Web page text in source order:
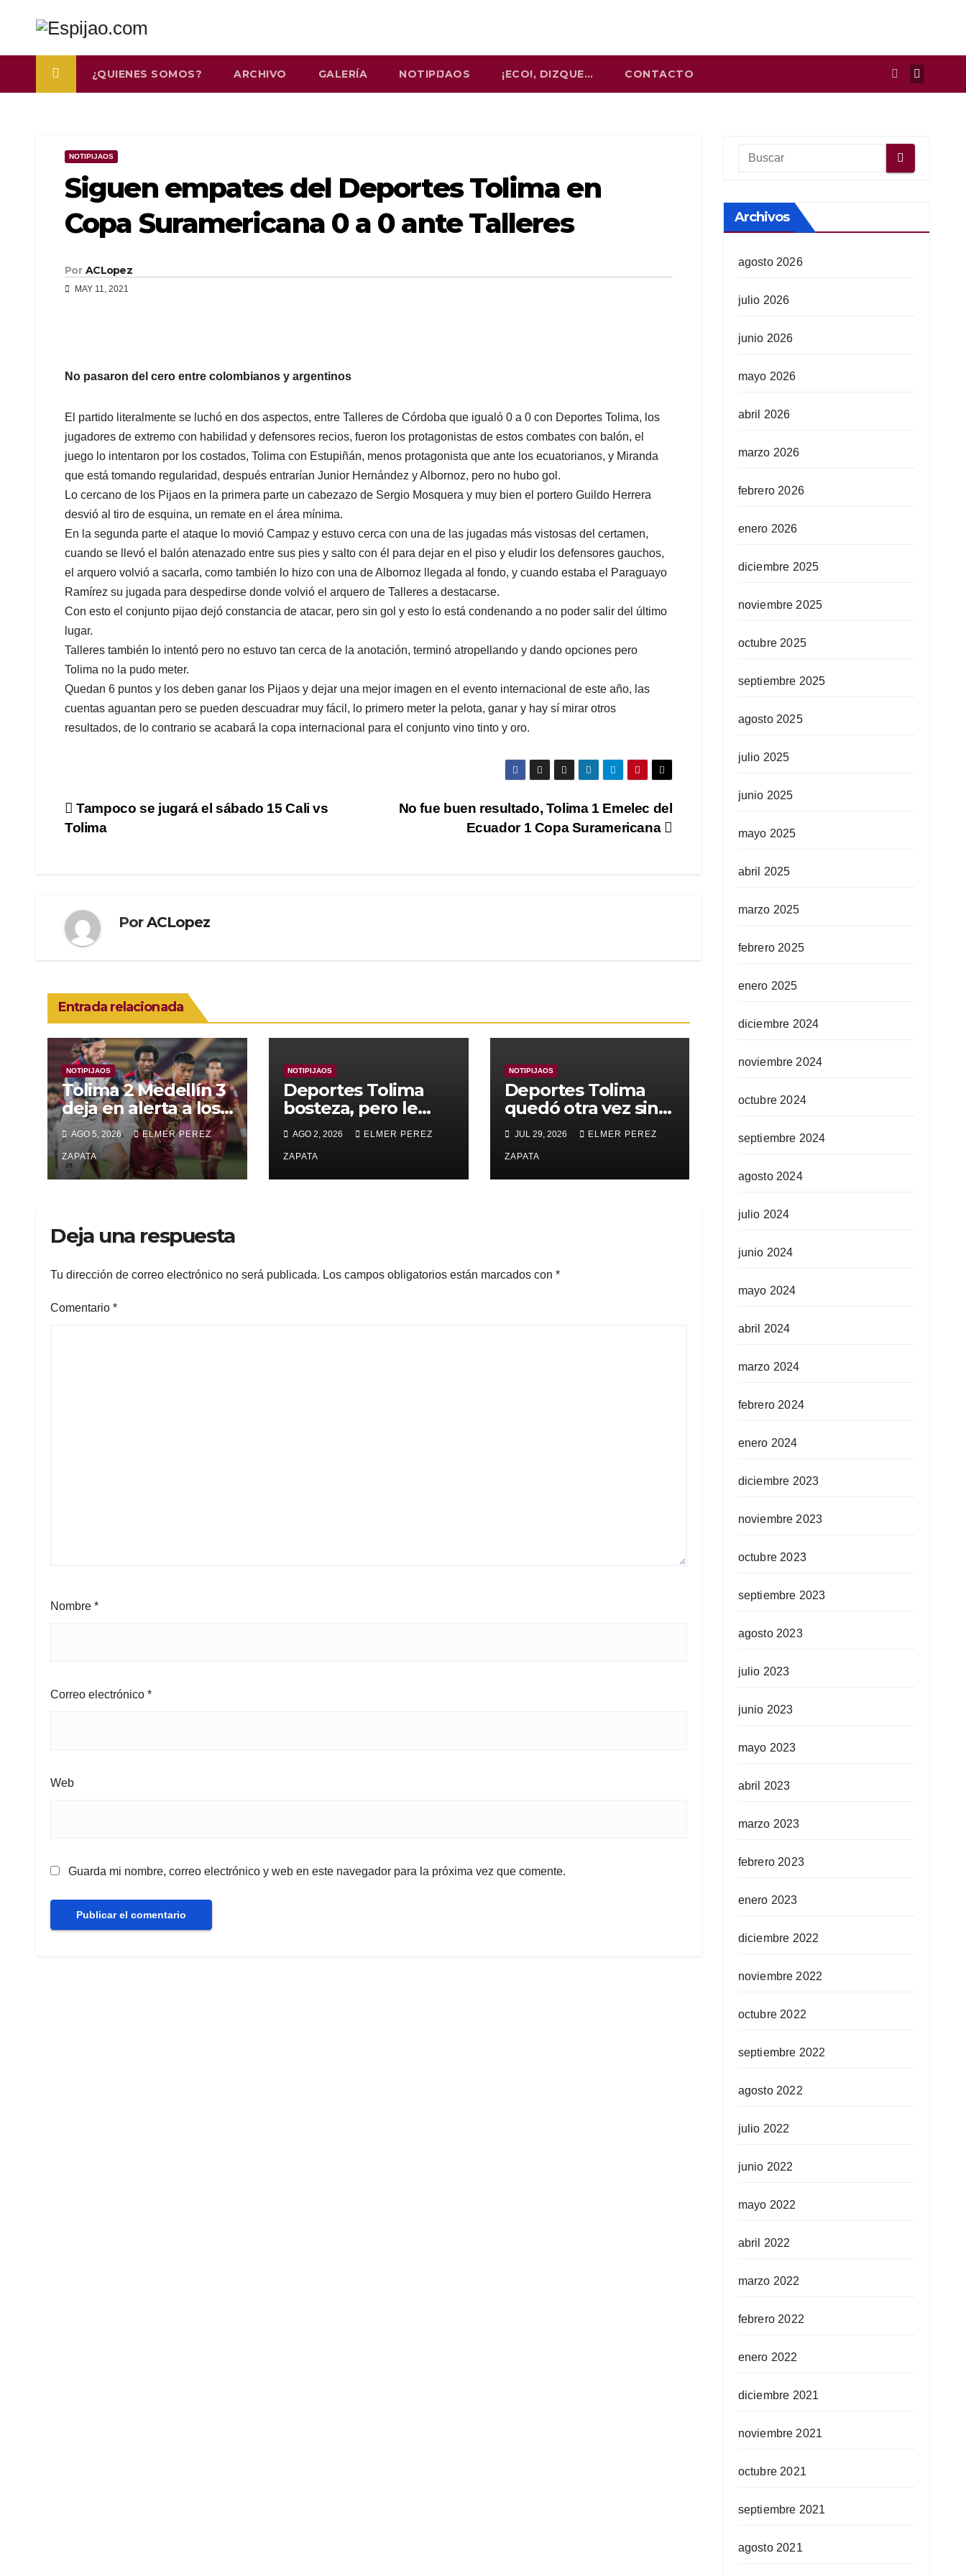
contenido
¿QUIENES SOMOS? ARCHIVO GALERÍA NOTIPIJAOS ¡ECO!, DIZQUE… CONTACTO
NOTIPIJAOS
Siguen empates del Deportes Tolima en
Copa Suramericana 0 a 0 ante Talleres
Por ACLopez
MAY 11, 2021
No pasaron del cero entre colombianos y argentinos
El partido literalmente se luchó en dos aspectos, entre Talleres de Córdoba que igualó 0 a 0 con Deportes Tolima, los
jugadores de extremo con habilidad y defensores recios, fueron los protagonistas de estos combates con balón, el
juego lo intentaron por los costados, Tolima con Estupiñán, menos protagonista que ante los ecuatorianos, y Miranda
que está tomando regularidad, después entrarían Junior Hernández y Albornoz, pero no hubo gol.
Lo cercano de los Pijaos en la primera parte un cabezazo de Sergio Mosquera y muy bien el portero Guildo Herrera
desvió al tiro de esquina, un remate en el área mínima.
En la segunda parte el ataque lo movió Campaz y estuvo cerca con una de las jugadas más vistosas del certamen,
cuando se llevó el balón atenazado entre sus pies y salto con él para dejar en el piso y eludir los defensores gauchos,
el arquero volvió a sacarla, como también lo hizo con una de Albornoz llegada al fondo, y cuando estaba el Paraguayo
Ramírez su jugada para despedirse donde volvió el arquero de Talleres a destacarse.
Con esto el conjunto pijao dejó constancia de atacar, pero sin gol y esto lo está condenando a no poder salir del último
lugar.
Talleres también lo intentó pero no estuvo tan cerca de la anotación, terminó atropellando y dando opciones pero
Tolima no la pudo meter.
Quedan 6 puntos y los deben ganar los Pijaos y dejar una mejor imagen en el evento internacional de este año, las
cuentas aguantan pero se pueden descuadrar muy fácil, lo primero meter la pelota, ganar y hay sí mirar otros
resultados, de lo contrario se acabará la copa internacional para el conjunto vino tinto y oro.
Navegación
No fue buen resultado, Tolima 1 Emelec del
Ecuador 1 Copa Suramericana
Tampoco se jugará el sábado 15 Cali vs
Tolima
PorACLopez
Entrada relacionada
NOTIPIJAOS
Tolima 2 Medellín 3
deja en alerta a los
pijaos por su fútbol
irregular
AGO 5, 2026 ELMER PEREZ
ZAPATA
NOTIPIJAOS
Deportes Tolima
bosteza, pero le
alcanza para
superar a Alianza
Valledupar 2 A 1
AGO 2, 2026 ELMER PEREZ
ZAPATA
NOTIPIJAOS
Deportes Tolima
quedó otra vez sin
Copa
JUL 29, 2026 ELMER PEREZ
ZAPATA
Deja una respuesta
Tu dirección de correo electrónico no será publicada. Los campos obligatorios están marcados con *
Comentario *
Nombre *
Correo electrónico *
Web
Guarda mi nombre, correo electrónico y web en este navegador para la próxima vez que comente.
Archivos
agosto 2026
julio 2026
junio 2026
mayo 2026
abril 2026
marzo 2026
febrero 2026
enero 2026
diciembre 2025
noviembre 2025
octubre 2025
septiembre 2025
agosto 2025
julio 2025
junio 2025
mayo 2025
abril 2025
marzo 2025
febrero 2025
enero 2025
diciembre 2024
noviembre 2024
octubre 2024
septiembre 2024
agosto 2024
julio 2024
junio 2024
mayo 2024
abril 2024
marzo 2024
febrero 2024
enero 2024
diciembre 2023
noviembre 2023
octubre 2023
septiembre 2023
agosto 2023
julio 2023
junio 2023
mayo 2023
abril 2023
marzo 2023
febrero 2023
enero 2023
diciembre 2022
noviembre 2022
octubre 2022
septiembre 2022
agosto 2022
julio 2022
junio 2022
mayo 2022
abril 2022
marzo 2022
febrero 2022
enero 2022
diciembre 2021
noviembre 2021
octubre 2021
septiembre 2021
agosto 2021